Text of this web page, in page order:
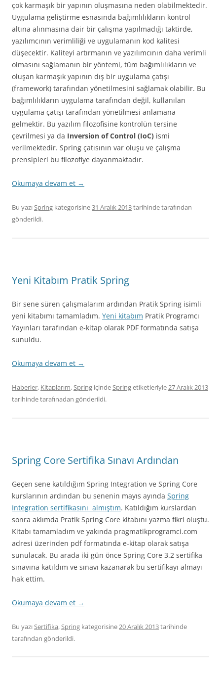
çok karmaşık bir yapının oluşmasına neden olabilmektedir.
Uygulama geliştirme esnasında bağımlılıkların kontrol
altına alınmasına dair bir çalışma yapılmadığı taktirde,
yazılımcının verimliliği ve uygulamanın kod kalitesi
düşecektir. Kaliteyi artırmanın ve yazılımcının daha verimli
olmasını sağlamanın bir yöntemi, tüm bağımlılıkların ve
oluşan karmaşık yapının dış bir uygulama çatışı
(framework) tarafından yönetilmesini sağlamak olabilir. Bu
bağımlılıkların uygulama tarafından değil, kullanılan
uygulama çatışı tarafından yönetilmesi anlamana
gelmektir. Bu yazılım filozofisine kontrolün tersine
çevrilmesi ya da Inversion of Control (IoC) ismi
verilmektedir. Spring çatısının var oluşu ve çalışma
prensipleri bu filozofiye dayanmaktadır.
Okumaya devam et →
Bu yazıSpring kategorisine31 Aralık 2013tarihindetarafından
gönderildi.
Yeni Kitabım Pratik Spring
Bir sene süren çalışmalarım ardından Pratik Spring isimli
yeni kitabımı tamamladım. Yeni kitabım Pratik Programcı
Yayınları tarafından e-kitap olarak PDF formatında satışa
sunuldu.
Okumaya devam et →
Haberler, Kitaplarım,Spring içindeSpringetiketleriyle27 Aralık 2013
tarihindetarafınadan gönderildi.
Spring Core Sertifika Sınavı Ardından
Geçen sene katıldığım Spring Integration ve Spring Core
kurslarının ardından bu senenin mayıs ayında Spring
Integration sertifikasını almıştım. Katıldığım kurslardan
sonra aklımda Pratik Spring Core kitabını yazma fikri oluştu.
Kitabı tamamladım ve yakında pragmatikprogramci.com
adresi üzerinden pdf formatında e-kitap olarak satışa
sunulacak. Bu arada iki gün önce Spring Core 3.2 sertifika
sınavına katıldım ve sınavı kazanarak bu sertifikayı almayı
hak ettim.
Okumaya devam et →
Bu yazıSertifika,Spring kategorisine20 Aralık 2013tarihinde
tarafından gönderildi.